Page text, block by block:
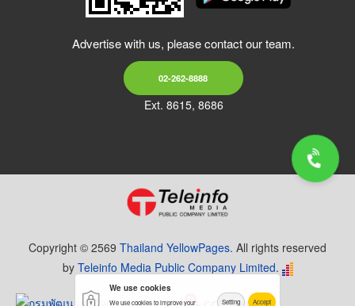
Advertise with us, please contact our team.
02-262-8888
Ext. 8615, 8686
Copyright © 2569 Thailand YellowPages. All rights reserved
by Teleinfo Media Public Company Limited.
We use cookies
We use cookies to improve your Setting Accept